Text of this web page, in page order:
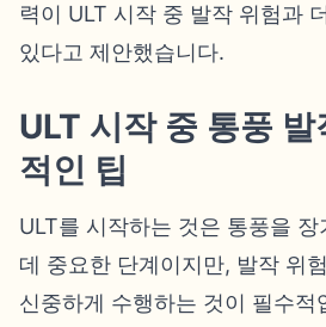
력이 ULT 시작 중 발작 위험과
있다고 제안했습니다.
ULT 시작 중 통풍
적인 팁
ULT를 시작하는 것은 통풍을
데 중요한 단계이지만, 발작 위
신중하게 수행하는 것이 필수적